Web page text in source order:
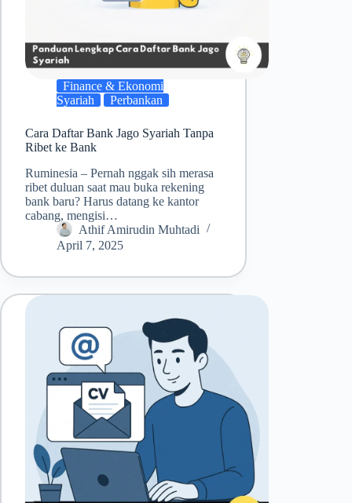
Finance & Ekonomi
Syariah
Perbankan
Cara Daftar Bank Jago Syariah Tanpa
Ribet ke Bank
Ruminesia – Pernah nggak sih merasa
ribet duluan saat mau buka rekening
bank baru? Harus datang ke kantor
cabang, mengisi…
Athif Amirudin Muhtadi
April 7, 2025